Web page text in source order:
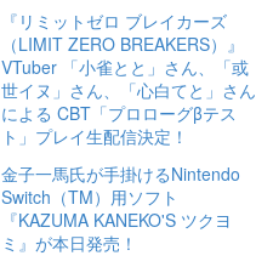
『リミットゼロ ブレイカーズ
（LIMIT ZERO BREAKERS）』
VTuber 「小雀とと」さん、「或
世イヌ」さん、「心白てと」さん
による CBT「プロローグβテス
ト」プレイ生配信決定！
金子一馬氏が手掛けるNintendo
Switch（TM）用ソフト
『KAZUMA KANEKO'S ツクヨ
ミ』が本日発売！